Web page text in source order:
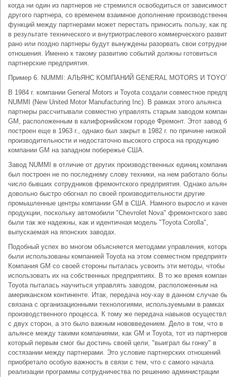
когда ни один из партнеров не стремился освободиться от
другого партнера, со временем взаимное дополнение
функций между партнерами может перестать приносить пользу, как
в результате технического и внутриотраслевого коммерческого
рано или поздно партнеры будут вынуждены разорвать свои
отношения. Именно к такому развитию событий должны готовиться
партнерские предприятия.
Пример 6. NUMMI: АЛЬЯНС КОМПАНИЙ GENERAL MOTORS И
В 1984 г. компании General Motors и Toyota создали совместное
NUMMI (New United Motor Manufacturing Inc). В рамках этого альянса
партнеры рассчитывали совместно управлять старым заводом
GM, расположенным в калифорнийском городе Фремонт. Этот завод
построен еще в 1963 г., однако был закрыт в 1982 г. по причине низкой
производительности и недостаточно высокого спроса на продукцию
компании GM на западном побережье США.
Завод NUMMI в отличие от других производственных единиц
был построен не по последнему слову техники, на нем работало
число бывших сотрудников фремонтского предприятия. Однако
довольно быстро обогнал по своей производительности другие
промышленные центры компании GM в США. Намного выросло и
продукции, поскольку автомобили "Chevrolet Nova" фремонтского
были так же надежны, как и идентичная модель "Toyota Corolla",
выпускаемая на японских заводах.
Подобный успех во многом объясняется методами управления,
были использованы компанией Toyota на этом совместном
Компания GM со своей стороны пыталась усвоить эти методы, чтобы
использовать их на собственных предприятиях. В то же время
Toyota пыталась научиться управлять заводом, расположенным на
американском континенте. Итак, передача ноу-хау в данном случае
связана с организационными технологиями, используемыми в рамках
производственного процесса. К тому же передача навыков
с двух сторон, а это было важным нововведением. Дело в том, что в
альянсе между такими компаниями, как GM и Toyota, тот из
который первым смог бы достичь своей цели, "выиграл бы гонку" в
состязании между партнерами. Это условие партнерских отношений
приобретало особую важность в связи с тем, что с самого начала
реализации программы сотрудничества по решению администрации